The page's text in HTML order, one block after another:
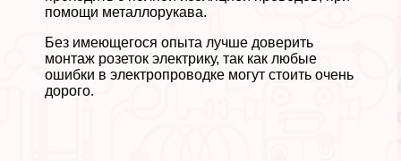
помощи металлорукава.
Без имеющегося опыта лучше доверить
монтаж розеток электрику, так как любые
ошибки в электропроводке могут стоить очень
дорого.